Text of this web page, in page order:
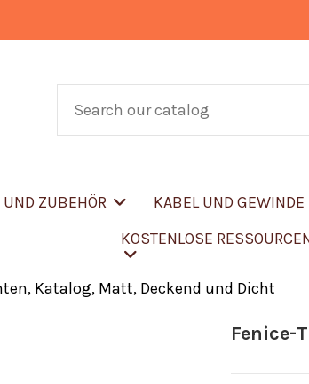
UND ZUBEHÖR KABEL UND GEWINDE
KOSTENLOSE
Katalog, Matt, Deckend und Dicht
Fenice-